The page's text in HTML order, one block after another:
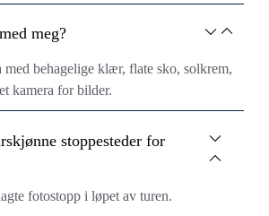
meg?
med behagelige klær, flate sko, solkrem,
kamera for bilder.
stoppesteder for
fotostopp i løpet av turen.